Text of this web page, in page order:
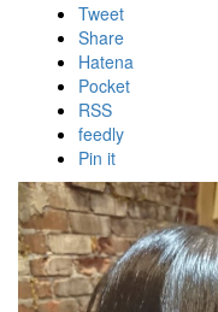
Tweet
Share
Hatena
Pocket
RSS
feedly
Pin it